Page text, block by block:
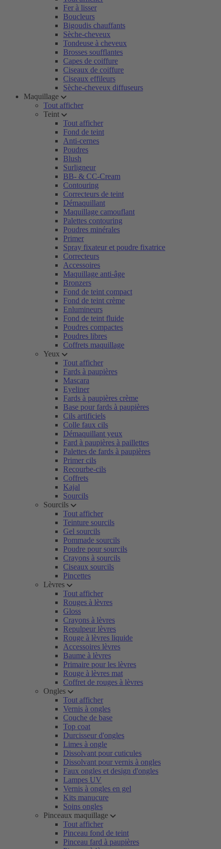
Fer à lisser
Boucleurs
Bigoudis chauffants
Sèche-cheveux
Tondeuse à cheveux
Brosses soufflantes
Capes de coiffure
Ciseaux de coiffure
Ciseaux effileurs
Sèche-cheveux diffuseurs
Maquillage
Tout afficher
Teint
Tout afficher
Fond de teint
Anti-cernes
Poudres
Blush
Surligneur
BB- & CC-Cream
Contouring
Correcteurs de teint
Démaquillant
Maquillage camouflant
Palettes contouring
Poudres minérales
Primer
Spray fixateur et poudre fixatrice
Correcteurs
Accessoires
Maquillage anti-âge
Bronzers
Fond de teint compact
Fond de teint crème
Enlumineurs
Fond de teint fluide
Poudres compactes
Poudres libres
Coffrets maquillage
Yeux
Tout afficher
Fards à paupières
Mascara
Eyeliner
Fards à paupières crème
Base pour fards à paupières
Cils artificiels
Colle faux cils
Démaquillant yeux
Fard à paupières à paillettes
Palettes de fards à paupières
Primer cils
Recourbe-cils
Coffrets
Kajal
Sourcils
Sourcils
Tout afficher
Teinture sourcils
Gel sourcils
Pommade sourcils
Poudre pour sourcils
Crayons à sourcils
Ciseaux sourcils
Pincettes
Lèvres
Tout afficher
Rouges à lèvres
Gloss
Crayons à lèvres
Repulpeur lèvres
Rouge à lèvres liquide
Accessoires lèvres
Baume à lèvres
Primaire pour les lèvres
Rouge à lèvres mat
Coffret de rouges à lèvres
Ongles
Tout afficher
Vernis à ongles
Couche de base
Top coat
Durcisseur d'ongles
Limes à ongle
Dissolvant pour cuticules
Dissolvant pour vernis à ongles
Faux ongles et design d'ongles
Lampes UV
Vernis à ongles en gel
Kits manucure
Soins ongles
Pinceaux maquillage
Tout afficher
Pinceau fond de teint
Pinceau fard à paupières